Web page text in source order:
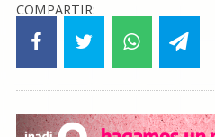
COMPARTIR: